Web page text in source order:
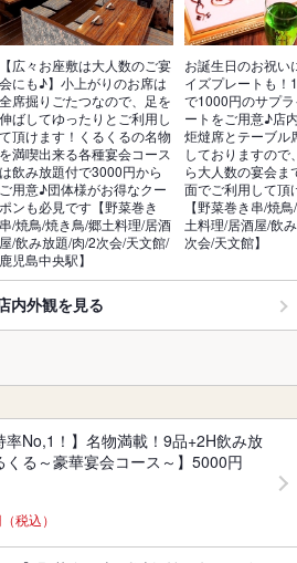
【広々お座敷は大人数のご宴
会にも♪】小上がりのお席は
全席掘りごたつなので、足を
伸ばしてゆったりとご利用し
て頂けます！くるくるの名物
を満喫出来る各種宴会コース
は飲み放題付で3000円から
ご用意♪団体様がお得なクー
ポンも必見です【野菜巻き
串/焼鳥/焼き鳥/郷土料理/居酒
屋/飲み放題/肉/2次会/天文館/
鹿児島中央駅】
お誕生日のお祝い
イズプレートも！
で1000円のサプ
ートをご用意♪店
炬燵席とテーブル
しておりますので
ら大人数の宴会ま
面でご利用して頂
【野菜巻き串/焼
土料理/居酒屋/飲
次会/天文館】
内外観を見る
率No,1！】名物満載！9品+2H飲み放
くる～豪華宴会コース～】5000円
税込）